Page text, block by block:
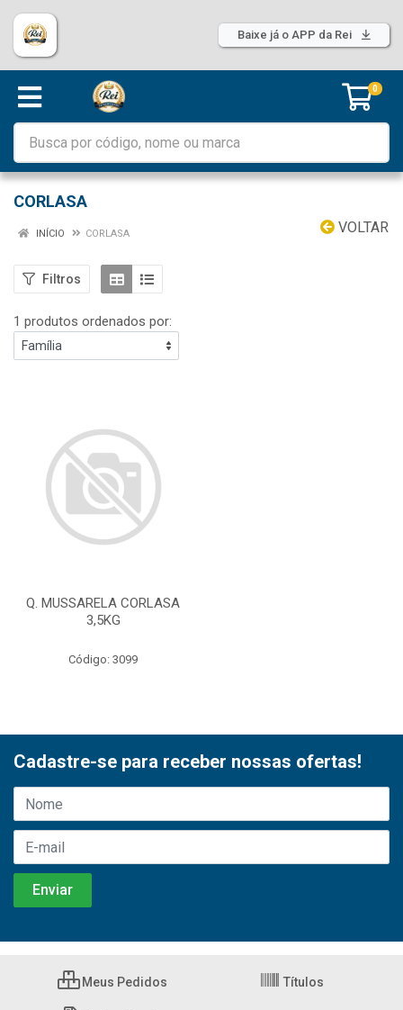
Baixe já o APP da Rei
0
CORLASA
VOLTAR
INÍCIO CORLASA
Filtros
1 produtos ordenados por:
Q. MUSSARELA CORLASA
3,5KG
Código: 3099
Cadastre-se para receber nossas ofertas!
Meus Pedidos Títulos